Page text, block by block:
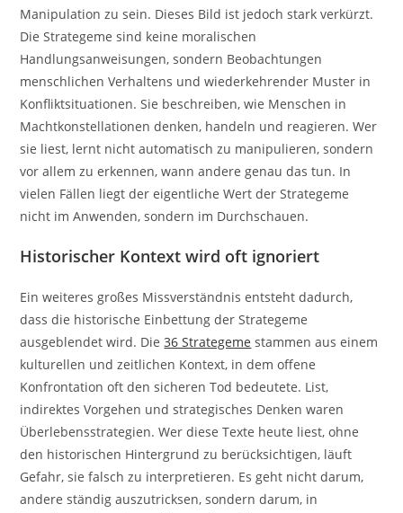
Manipulation zu sein. Dieses Bild ist jedoch stark verkürzt.
Die Strategeme sind keine moralischen
Handlungsanweisungen, sondern Beobachtungen
menschlichen Verhaltens und wiederkehrender Muster in
Konfliktsituationen. Sie beschreiben, wie Menschen in
Machtkonstellationen denken, handeln und reagieren. Wer
sie liest, lernt nicht automatisch zu manipulieren, sondern
vor allem zu erkennen, wann andere genau das tun. In
vielen Fällen liegt der eigentliche Wert der Strategeme
nicht im Anwenden, sondern im Durchschauen.
Historischer Kontext wird oft ignoriert
Ein weiteres großes Missverständnis entsteht dadurch,
dass die historische Einbettung der Strategeme
ausgeblendet wird. Die36 Strategeme stammen aus einem
kulturellen und zeitlichen Kontext, in dem offene
Konfrontation oft den sicheren Tod bedeutete. List,
indirektes Vorgehen und strategisches Denken waren
Überlebensstrategien. Wer diese Texte heute liest, ohne
den historischen Hintergrund zu berücksichtigen, läuft
Gefahr, sie falsch zu interpretieren. Es geht nicht darum,
andere ständig auszutricksen, sondern darum, in